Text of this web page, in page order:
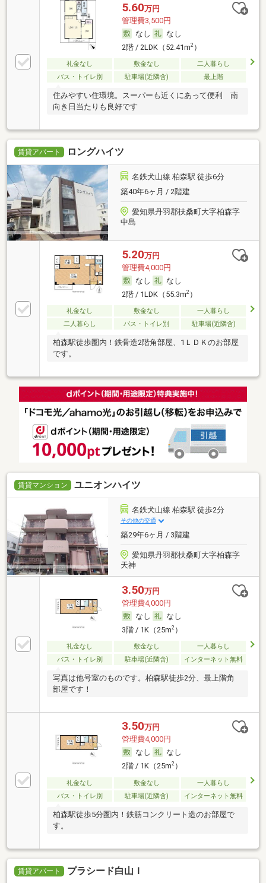
5.60万円
管理費3,500円
なし
なし
2階 / 2LDK（52.41m2）
礼金なし 敷金なし
二人暮らし
バス・トイレ別
駐車場(近隣含) 最上階
住みやすい住環境。スーパーも近くにあって便利 南
向き日当たりも良好です
賃貸アパート ロングハイツ
名鉄犬山線 柏森駅 徒歩6分
築40年6ヶ月 / 2階建
愛知県丹羽郡扶桑町大字柏森字
中島
5.20万円
管理費4,000円
なし
なし
2階 / 1LDK（55.3m2）
礼金なし 敷金なし
一人暮らし
二人暮らし
バス・トイレ別 駐車場(近隣含)
柏森駅徒歩圏内！鉄骨造2階角部屋、1ＬＤＫのお部屋
です。
賃貸マンション ユニオンハイツ
名鉄犬山線 柏森駅 徒歩2分
その他の交通
築29年6ヶ月 / 3階建
愛知県丹羽郡扶桑町大字柏森字
天神
3.50万円
管理費4,000円
なし
なし
3階 / 1K（25m2）
礼金なし 敷金なし
一人暮らし
バス・トイレ別
駐車場(近隣含) インターネット無料
写真は他号室のものです。柏森駅徒歩2分、最上階角
部屋です！
3.50万円
管理費4,000円
なし
なし
2階 / 1K（25m2）
礼金なし 敷金なし
一人暮らし
バス・トイレ別
駐車場(近隣含) インターネット無料
柏森駅徒歩5分圏内！鉄筋コンクリート造のお部屋で
す。
賃貸アパート プラシード白山Ｉ